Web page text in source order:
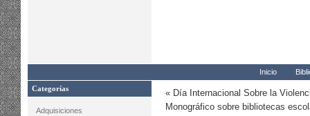
Inicio
Categorías
Adquisiciones
« Día Internacional Sobre la
Monográfico sobre bibliotecas